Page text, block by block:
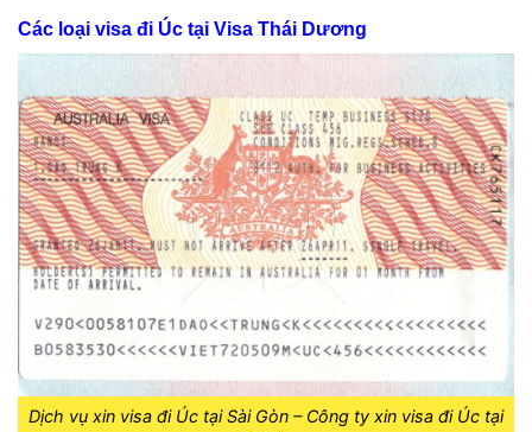
Các loại visa đi Úc tại Visa Thái Dương
Dịch vụ xin visa đi Úc tại Sài Gòn – Công ty xin visa đi Úc tại